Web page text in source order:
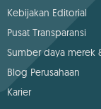
Kebijakan Editorial
Pusat Transparansi
Sumber daya merek
Blog Perusahaan
Karier